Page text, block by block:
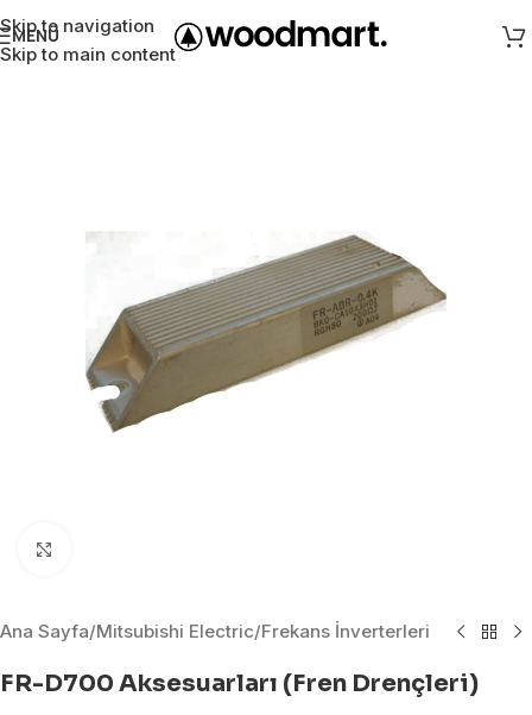
Skip to navigation
Skip to main content
MENÜ
Ana Sayfa/Mitsubishi Electric/Frekans İnverterleri
FR-D700 Aksesuarları (Fren Drençleri)